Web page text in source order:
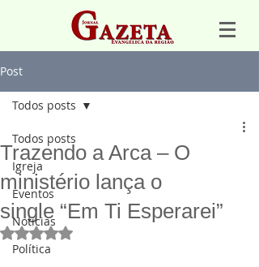
Post
Todos posts
Igreja
Eventos
Notícias
Política
Todos posts
Trazendo a Arca – O
ministério lança o
single “Em Ti Esperarei”
Avaliado com NaN de 5 estrelas.